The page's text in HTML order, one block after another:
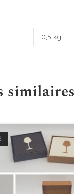
0,5 kg
similaires